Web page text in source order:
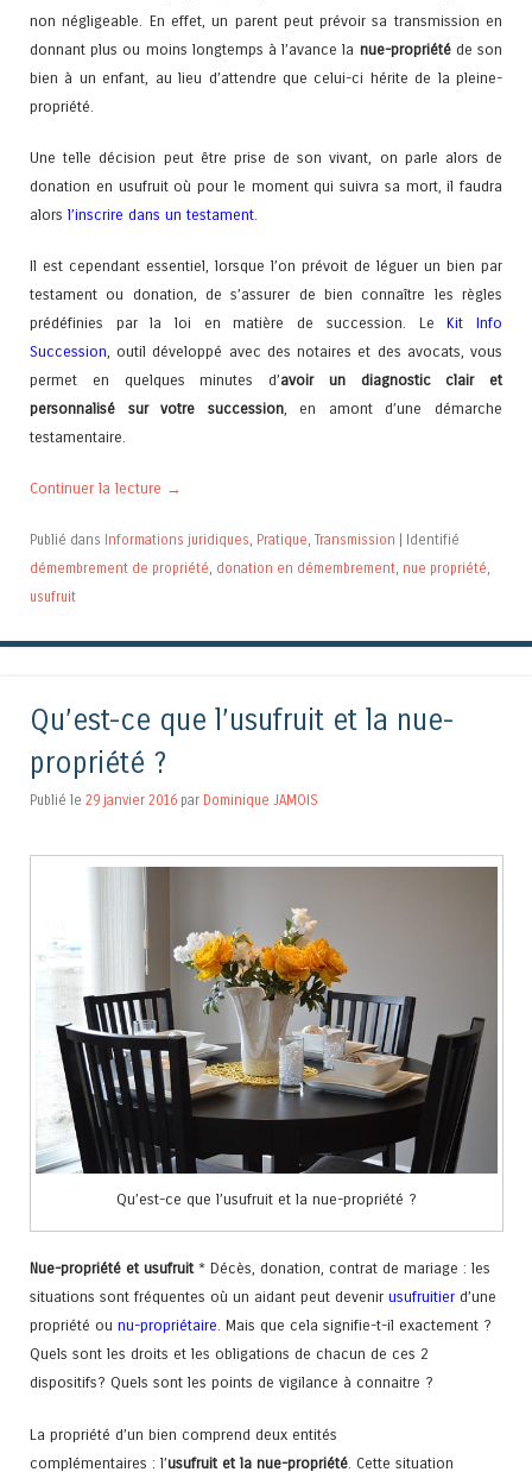
non négligeable. En effet, un parent peut prévoir sa transmission en
donnant plus ou moins longtemps à l’avance la nue-propriétéde son
bien à un enfant, au lieu d’attendre que celui-ci hérite de la pleine-
propriété.
Une telle décision peut être prise de son vivant, on parle alors de
donation en usufruit où pour le moment qui suivra sa mort, il faudra
alors l’inscrire dans untestament
Il est cependant essentiel, lorsque l’on prévoit de léguer un bien par
testament ou donation, de s’assurer de bien connaître les règles
prédéfinies par la loi en matière de succession. LeKit Info
Succession , outil développé avec des notaires et des avocats, vous
permet en quelques minutes d’avoir un diagnostic clair et
personnalisé sur votre succession, en amont d’une démarche
testamentaire.
Continuer la lecture →
Publié dans Informations juridiques, Pratique, Transmission
Identifié
démembrement de propriété, donation en démembrement, nue propriété,
usufruit
Qu’est-ce que l’usufruit et la nue-
propriété ?
Publié le 29 janvier 2016 par Dominique JAMOIS
Qu’est-ce que l’usufruit et la nue-propriété ?
Nue-propriété et usufruit* Décès, donation, contrat de mariage : les
situations sont fréquentes où un aidant peut devenir usufruitier d’une
propriété ou nu-propriétaire. Mais que cela signifie-t-il exactement ?
Quels sont les droits et les obligations de chacun de ces 2
dispositifs? Quels sont les points de vigilance à connaitre ?
La propriété d’un bien comprend deux entités
complémentaires : l’usufruit et la nue-propriété . Cette situation